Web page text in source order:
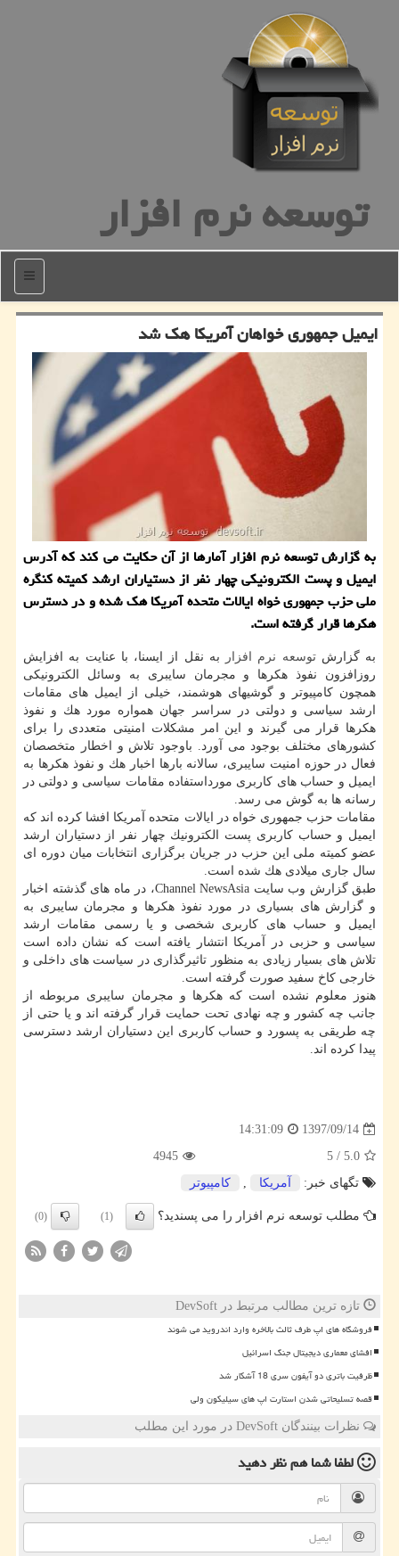
توسعه نرم افزار
منو
ایمیل جمهوری خواهان آمریكا هك شد
به گزارش توسعه نرم افزار آمارها از آن حكایت می كند كه آدرس
ایمیل و پست الكترونیكی چهار نفر از دستیاران ارشد كمیته كنگره
ملی حزب جمهوری خواه ایالات متحده آمریكا هك شده و در دسترس
هكرها قرار گرفته است.
به گزارشتوسعه نرم افزار
به نقل از ایسنا، با عنایت به افزایش
روزافزون نفوذ هكرها و مجرمان سایبری به وسائل الكترونیكی
همچون كامپیوتر و گوشیهای هوشمند، خیلی از ایمیل های مقامات
ارشد سیاسی و دولتی در سراسر جهان همواره مورد هك و نفوذ
هكرها قرار می گیرند و این امر مشكلات امنیتی متعددی را برای
كشورهای مختلف بوجود می آورد. باوجود تلاش و اخطار متخصصان
فعال در حوزه امنیت سایبری، سالانه بارها اخبار هك و نفوذ هكرها به
ایمیل و حساب های كاربری مورداستفاده مقامات سیاسی و دولتی در
رسانه ها به گوش می رسد.
مقامات حزب جمهوری خواه در ایالات متحده آمریكا افشا كرده اند كه
ایمیل و حساب كاربری پست الكترونیك چهار نفر از دستیاران ارشد
عضو كمیته ملی این حزب در جریان برگزاری انتخابات میان دوره ای
سال جاری میلادی هك شده است.
طبق گزارش وب سایت Channel NewsAsia، در ماه های گذشته اخبار
و گزارش های بسیاری در مورد نفوذ هكرها و مجرمان سایبری به
ایمیل و حساب های كاربری شخصی و یا رسمی مقامات ارشد
سیاسی و حزبی در آمریكا انتشار یافته است كه نشان داده است
تلاش های بسیار زیادی به منظور تاثیرگذاری در سیاست های داخلی و
خارجی كاخ سفید صورت گرفته است.
هنوز معلوم نشده است كه هكرها و مجرمان سایبری مربوطه از
جانب چه كشور و چه نهادی تحت حمایت قرار گرفته اند و یا حتی از
چه طریقی به پسورد و حساب كاربری این دستیاران ارشد دسترسی
پیدا كرده اند.
1397/09/14
14:31:09
5.0
/
5
4945
تگهای خبر:
آمریكا , كامپیوتر
مطلب توسعه نرم افزار را می پسندید؟ (1)
(0)
تازه ترین مطالب مرتبط در DevSoft
فروشگاه های اپ طرف ثالث بالاخره وارد اندروید می شوند
افشای معماری دیجیتال جنگ اسرائیل
ظرفیت باتری دو آیفون سری 18 آشکار شد
قصه تسلیحاتی شدن استارت اپ های سیلیکون ولی
نظرات بینندگان DevSoft در مورد این مطلب
لطفا شما همنظر دهید